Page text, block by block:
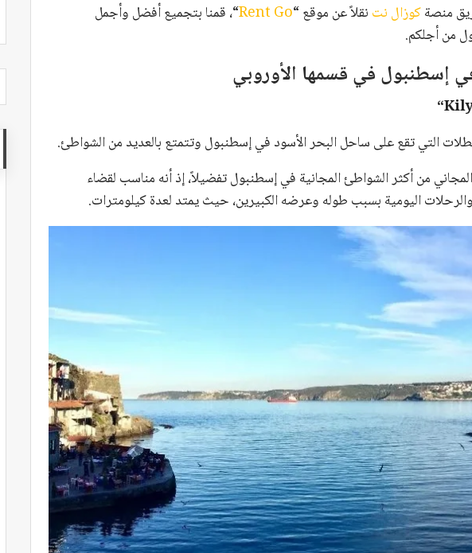
منصةكوزال نت نقلاً عن موقع “Rent Go“، قمنا بتجميع أفضل وأجمل
من أجلكم.
إسطنبول في قسمها الأوروبي
“
التي تقع على ساحل البحر الأسود في إسطنبول وتتمتع بالعديد من الشواطئ.
من أكثر الشواطئ المجانية في إسطنبول تفضيلاً، إذ أنه مناسب لقضاء
اليومية بسبب طوله وعرضه الكبيرين، حيث يمتد لعدة كيلومترات.